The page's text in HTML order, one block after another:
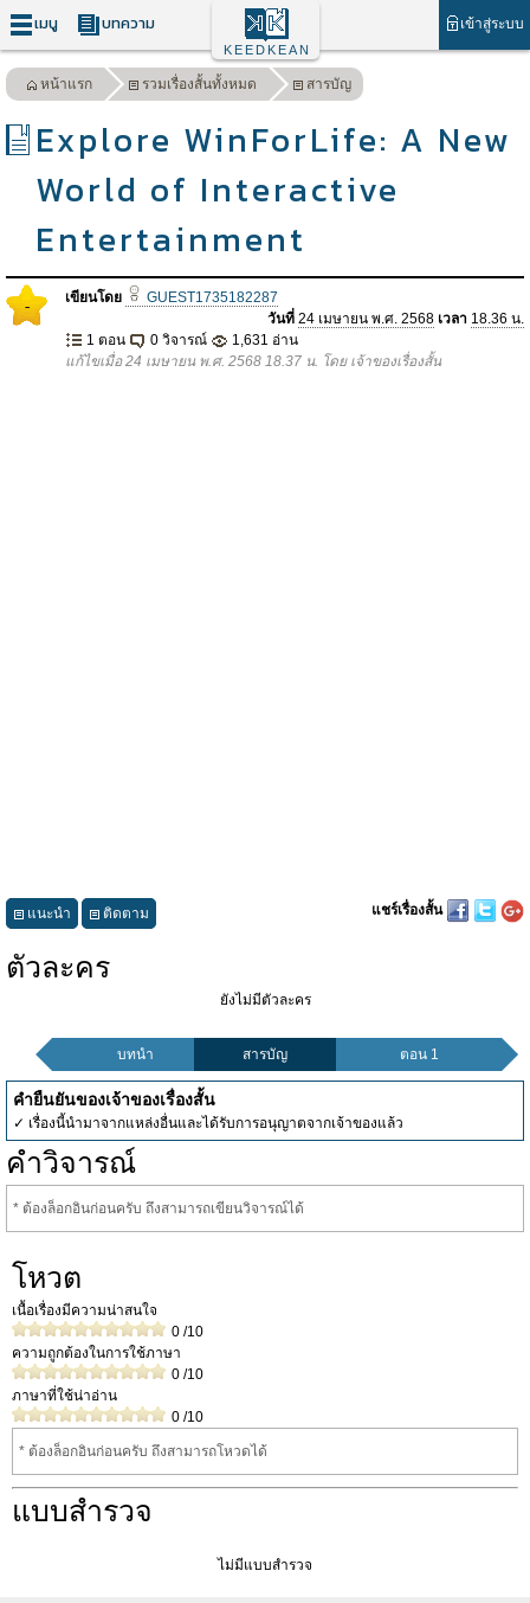
เมนู บทความ เข้าสู่ระบบ
KEEDKEAN
หน้าแรก รวมเรื่องสั้นทั้งหมด สารบัญ
Explore WinForLife: A New
World of Interactive
Entertainment
- เขียนโดย
GUEST1735182287
วันที่ 24 เมษายน พ.ศ. 2568 เวลา 18.36 น.
1 ตอน
0 วิจารณ์
1,631 อ่าน
แก้ไขเมื่อ 24 เมษายน พ.ศ. 2568 18.37 น. โดย เจ้าของเรื่องสั้น
แนะนำ ติดตาม แชร์เรื่องสั้น
ตัวละคร
ยังไม่มีตัวละคร
บทนำ สารบัญ ตอน 1
คำยืนยันของเจ้าของเรื่องสั้น
✓ เรื่องนี้นำมาจากแหล่งอื่นและได้รับการอนุญาตจากเจ้าของแล้ว
คำวิจารณ์
* ต้องล็อกอินก่อนครับ ถึงสามารถเขียนวิจารณ์ได้
โหวต
เนื้อเรื่องมีความน่าสนใจ
0 /10
ความถูกต้องในการใช้ภาษา
0 /10
ภาษาที่ใช้น่าอ่าน
0 /10
* ต้องล็อกอินก่อนครับ ถึงสามารถโหวดได้
แบบสำรวจ
ไม่มีแบบสำรวจ